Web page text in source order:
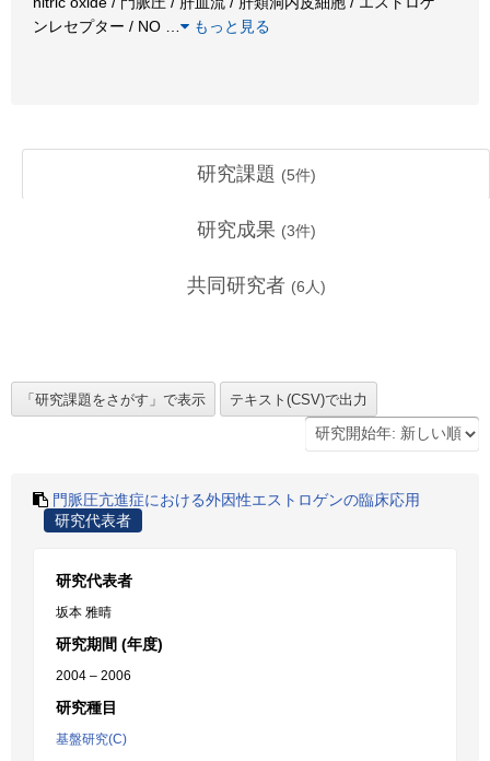
ンレセプター / NO
もっと見る
研究課題 (5件)
研究成果 (3件)
共同研究者 (6 人)
門脈圧亢進症における外因性エストロゲンの臨床応用
研究代表者
研究代表者
坂本 雅晴
研究期間 (年度)
2004 – 2006
研究種目
基盤研究(C)